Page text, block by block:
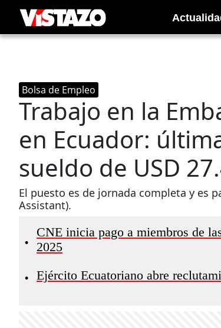
Bolsa de Empleo
Trabajo en la
en Ecuador:
sueldo de USD
El puesto es de jornada completa y es
Assistant).
•
CNE inicia pago a miembros de
2025
• Ejército Ecuatoriano abre